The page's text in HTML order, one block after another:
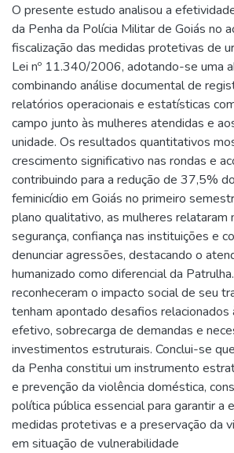
O presente estudo analisou a
da Penha da Polícia Militar de Goiás no
fiscalização das medidas protetivas de
Lei nº 11.340/2006, adotando-se uma
combinando análise documental de
relatórios operacionais e estatísticas
campo junto às mulheres atendidas e
unidade. Os resultados quantitativos
crescimento significativo nas rondas e
contribuindo para a redução de 37,5%
feminicídio em Goiás no primeiro
plano qualitativo, as mulheres relataram
segurança, confiança nas instituições e
denunciar agressões, destacando o
humanizado como diferencial da
reconheceram o impacto social de seu
tenham apontado desafios relacionados
efetivo, sobrecarga de demandas e
investimentos estruturais. Conclui-se
da Penha constitui um instrumento
e prevenção da violência doméstica,
política pública essencial para garantir a
medidas protetivas e a preservação da
em situação de vulnerabilidade